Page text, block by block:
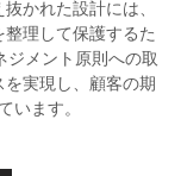
かれた設計には、
理して保護するた
メント原則への取
実現し、顧客の期
います。